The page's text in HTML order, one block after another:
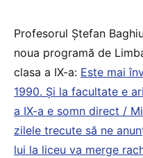
Profesorul Ștefan
noua programă de
clasa a IX-a: Este mai
1990. Și la facultate e
a IX-a e somn direct /
zilele trecute să ne
lui la liceu va merge